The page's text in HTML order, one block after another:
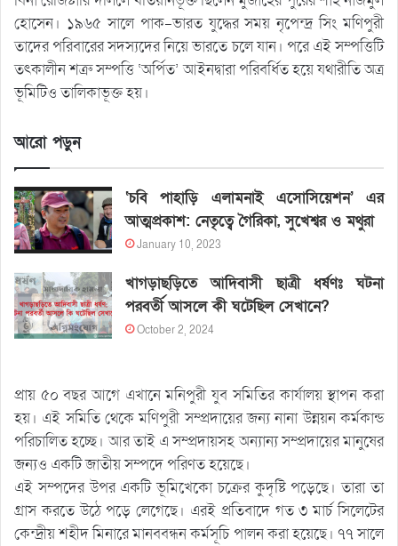
হোসেন। ১৯৬৫ সালে পাক-ভারত যুদ্ধের সময় নৃপেন্দ্র সিং মণিপুরী
তাদের পরিবারের সদস্যদের নিয়ে ভারতে চলে যান। পরে এই সম্পত্তিটি
তৎকালীন শত্রু সম্পত্তি ‘অর্পিত’ আইনদ্বারা পরিবর্ধিত হয়ে যথারীতি অত্র
ভূমিটিও তালিকাভূক্ত হয়।
আরো পড়ুন
‘চবি পাহাড়ি এলামনাই এসোসিয়েশন’ এর
আত্মপ্রকাশ: নেতৃত্বে গৈরিকা, সুখেশ্বর ও মথুরা
January 10, 2023
খাগড়াছড়িতে আদিবাসী ছাত্রী ধর্ষণঃ ঘটনা
পরবর্তী আসলে কী ঘটেছিল সেখানে?
October 2, 2024
প্রায় ৫০ বছর আগে এখানে মনিপুরী যুব সমিতির কার্যালয় স্থাপন করা
হয়। এই সমিতি থেকে মণিপুরী সম্প্রদায়ের জন্য নানা উন্নয়ন কর্মকান্ড
পরিচালিত হচ্ছে। আর তাই এ সম্প্রদায়সহ অন্যান্য সম্প্রদায়ের মানুষের
জন্যও একটি জাতীয় সম্পদে পরিণত হয়েছে।
এই সম্পদের উপর একটি ভূমিখেকো চক্রের কুদৃষ্টি পড়েছে। তারা তা
গ্রাস করতে উঠে পড়ে লেগেছে। এরই প্রতিবাদে গত ৩ মার্চ সিলেটের
কেন্দ্রীয় শহীদ মিনারে মানববন্ধন কর্মসূচি পালন করা হয়েছে। ৭৭ সালে